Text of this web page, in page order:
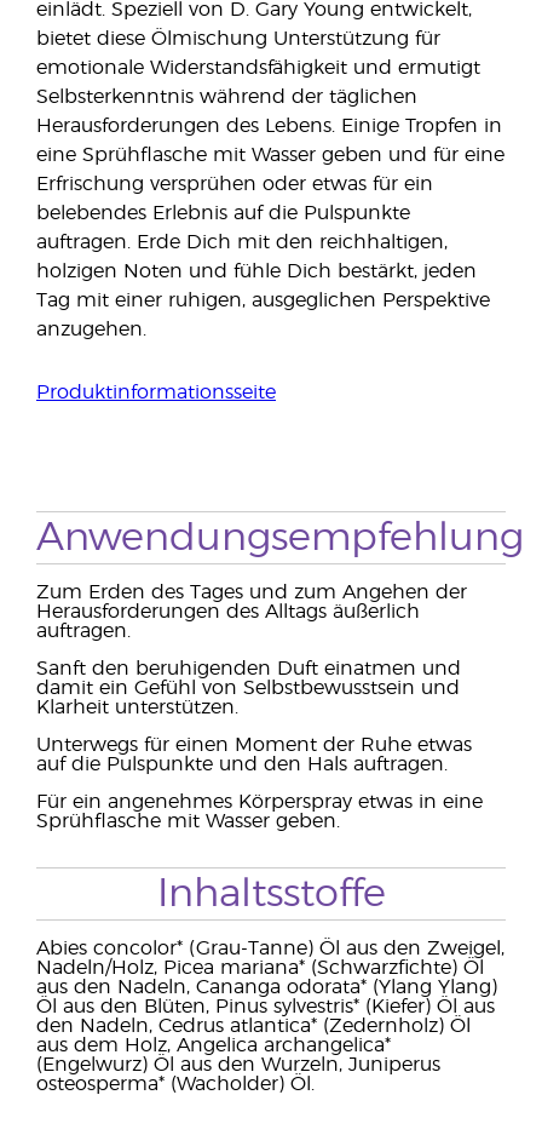
einlädt. Speziell von D. Gary Young entwickelt,
bietet diese Ölmischung Unterstützung für
emotionale Widerstandsfähigkeit und ermutigt
Selbsterkenntnis während der täglichen
Herausforderungen des Lebens. Einige Tropfen in
eine Sprühflasche mit Wasser geben und für eine
Erfrischung versprühen oder etwas für ein
belebendes Erlebnis auf die Pulspunkte
auftragen. Erde Dich mit den reichhaltigen,
holzigen Noten und fühle Dich bestärkt, jeden
Tag mit einer ruhigen, ausgeglichen Perspektive
anzugehen.
Produktinformationsseite
Anwendungsempfehlung
Zum Erden des Tages und zum Angehen der
Herausforderungen des Alltags äußerlich
auftragen.
Sanft den beruhigenden Duft einatmen und
damit ein Gefühl von Selbstbewusstsein und
Klarheit unterstützen.
Unterwegs für einen Moment der Ruhe etwas
auf die Pulspunkte und den Hals auftragen.
Für ein angenehmes Körperspray etwas in eine
Sprühflasche mit Wasser geben.
Inhaltsstoffe
Abies concolor* (Grau-Tanne) Öl aus den Zweigel,
Nadeln/Holz, Picea mariana* (Schwarzfichte) Öl
aus den Nadeln, Cananga odorata* (Ylang Ylang)
Öl aus den Blüten, Pinus sylvestris* (Kiefer) Öl aus
den Nadeln, Cedrus atlantica* (Zedernholz) Öl
aus dem Holz, Angelica archangelica*
(Engelwurz) Öl aus den Wurzeln, Juniperus
osteosperma* (Wacholder) Öl.